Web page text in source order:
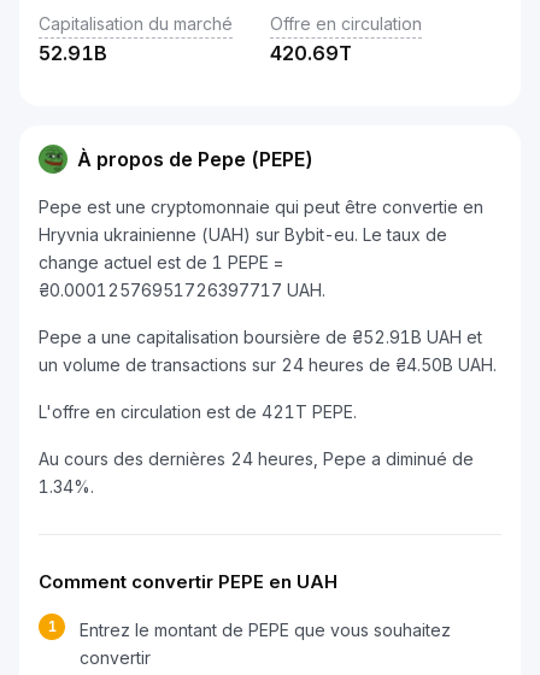
Capitalisation du marché
52.91B
Offre en circulation
420.69T
À propos de Pepe (PEPE)
Pepe est une cryptomonnaie qui peut être convertie en
Hryvnia ukrainienne (UAH) sur Bybit-eu. Le taux de
change actuel est de 1 PEPE =
₴0.00012576951726397717 UAH.
Pepe a une capitalisation boursière de ₴52.91B UAH et
un volume de transactions sur 24 heures de ₴4.50B UAH.
L'offre en circulation est de 421T PEPE.
Au cours des dernières 24 heures, Pepe a diminué de
1.34%.
Comment convertir PEPE en UAH
1
Entrez le montant de PEPE que vous souhaitez
convertir